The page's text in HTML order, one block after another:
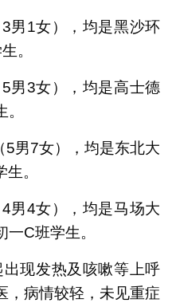
男1女），均是黑沙环
。
男3女），均是高士德
男7女），均是东北大
。
男4女），均是马场大
C班学生。
出现发热及咳嗽等上呼
，病情较轻，未见重症